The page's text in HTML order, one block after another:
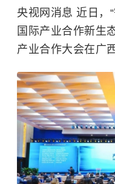
央视网消息 近日
国际产业合作新生
产业合作大会在广